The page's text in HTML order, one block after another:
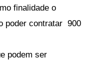
finalidade o
poder contratar  900